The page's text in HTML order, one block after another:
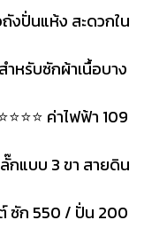
งปั่นแห้ง สะดวกใน
ำหรับซักผ้าเนื้อบาง
ค่าไฟฟ้า 109
กแบบ 3 ขา สายดิน
ซัก 550 / ปั่น 200